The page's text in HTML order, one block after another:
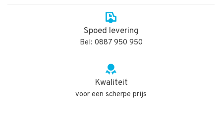
Spoed levering
Bel: 0887 950 950
Kwaliteit
voor een scherpe prijs